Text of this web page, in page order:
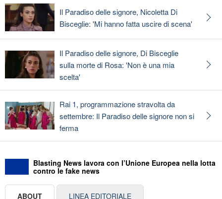
Il Paradiso delle signore, Nicoletta Di
Bisceglie: 'Mi hanno fatta uscire di scena'
Il Paradiso delle signore, Di Bisceglie
sulla morte di Rosa: 'Non è una mia
scelta'
Rai 1, programmazione stravolta da
settembre: Il Paradiso delle signore non si
ferma
Blasting News lavora con l’Unione Europea nella lotta
contro le fake news
ABOUT LINEA EDITORIALE